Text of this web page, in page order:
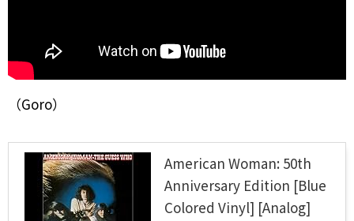
（Goro）
American Woman: 50th
Anniversary Edition [Blue
Colored Vinyl] [Analog]